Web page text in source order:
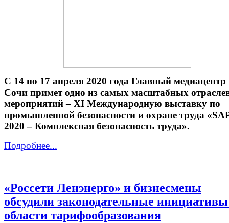
С 14 по 17 апреля 2020 года Главный медиацентр
Сочи примет одно из самых масштабных
мероприятий – XI Международную выставку по
промышленной безопасности и охране труда
2020 – Комплексная безопасность труда».
Подробнее...
«Россети Ленэнерго» и бизнесмены
обсудили законодательные
области тарифообразования